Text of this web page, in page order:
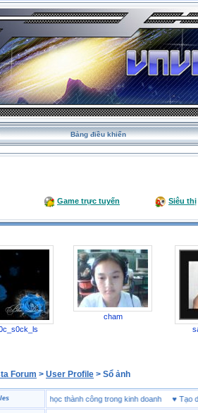
Bảng điều khiển
Game trực tuyến Siêu thị
cham
Forum > User Profile > Sổ ảnh
4 bài học thành công trong kinh doanh♥